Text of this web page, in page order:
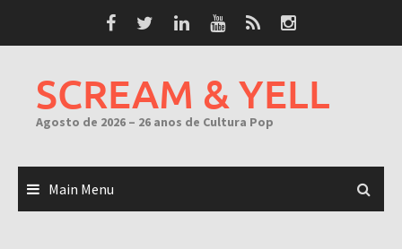
SCREAM & YELL
Agosto de 2026 – 26 anos de Cultura Pop
Main Menu